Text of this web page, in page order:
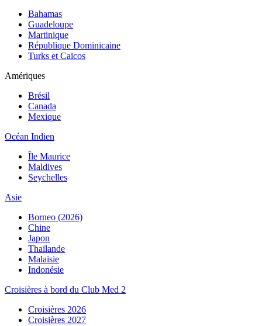
Bahamas
Guadeloupe
Martinique
République Dominicaine
Turks et Caïcos
Amériques
Brésil
Canada
Mexique
Océan Indien
Île Maurice
Maldives
Seychelles
Asie
Borneo (2026)
Chine
Japon
Thaïlande
Malaisie
Indonésie
Croisières à bord du Club Med 2
Croisières 2026
Croisières 2027